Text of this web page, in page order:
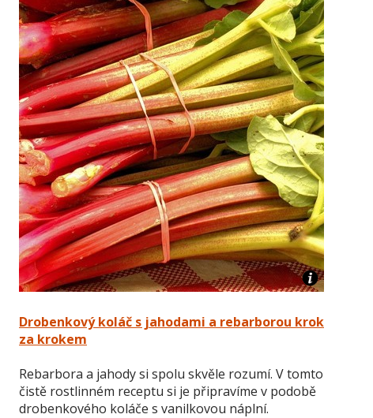
Drobenkový koláč s jahodami a rebarborou krok
za krokem
Rebarbora a jahody si spolu skvěle rozumí. V tomto
čistě rostlinném receptu si je připravíme v podobě
drobenkového koláče s vanilkovou náplní.